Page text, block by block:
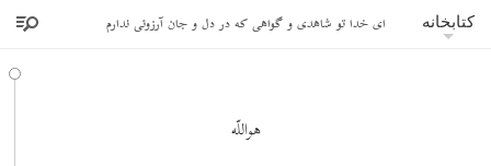
کتابخانه ای خدا تو شاهدی و گواهی که در دل و جان آرزوئی ندارم
هواللّه